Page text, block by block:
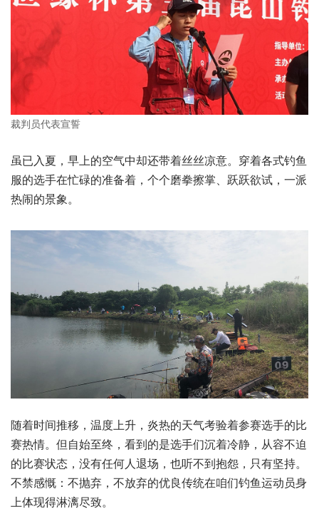
裁判员代表宣誓
虽已入夏，早上的空气中却还带着丝丝凉意。穿着各式钓鱼
服的选手在忙碌的准备着，个个磨拳擦掌、跃跃欲试，一派
热闹的景象。
随着时间推移，温度上升，炎热的天气考验着参赛选手的比
赛热情。但自始至终，看到的是选手们沉着冷静，从容不迫
的比赛状态，没有任何人退场，也听不到抱怨，只有坚持。
不禁感慨：不抛弃，不放弃的优良传统在咱们钓鱼运动员身
上体现得淋漓尽致。